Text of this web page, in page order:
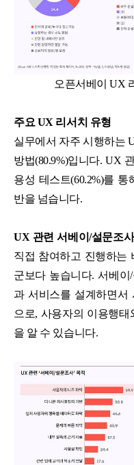
오픈서베이 UX
주요 UX 리서치 유형
실무에서 자주 시행하는
방법(80.9%)입니다. UX
용성 테스트(60.2%)를
반을 넘습니다.
UX 관련 서베이/설문조사
직접 참여하고 진행하는
군보다 높습니다. 서베
과 서비스를 설계하면서
으로, 사용자의 이용행
을 알 수 있습니다.